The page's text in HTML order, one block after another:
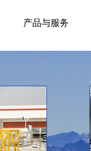
产品与服务